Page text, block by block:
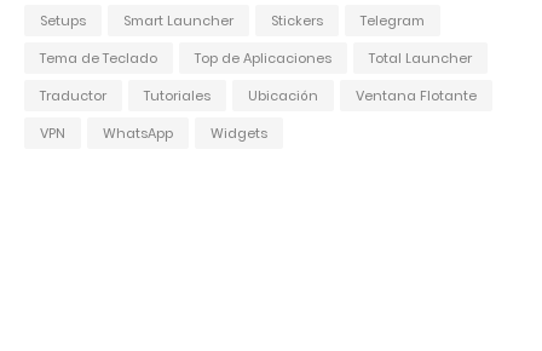
Setups
Smart Launcher Stickers
Telegram
Tema de Teclado
Top de Aplicaciones
Total Launcher
Traductor
Tutoriales Ubicación
Ventana Flotante
VPN
WhatsApp Widgets